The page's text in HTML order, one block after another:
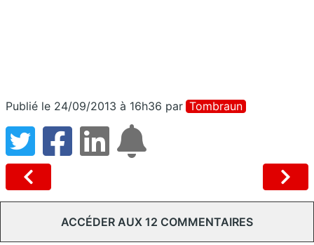
Publié le 24/09/2013 à 16h36 par Tombraun
ACCÉDER AUX 12 COMMENTAIRES